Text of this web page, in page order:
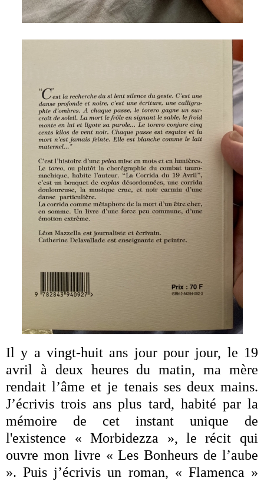
Il y a vingt-huit ans jour pour jour, le 19
avril à deux heures du matin, ma mère
rendait l’âme et je tenais ses deux mains.
J’écrivis trois ans plus tard, habité par la
mémoire de cet instant unique de
l'existence « Morbidezza », le récit qui
ouvre mon livre « Les Bonheurs de l’aube
». Puis j’écrivis un roman, « Flamenca »